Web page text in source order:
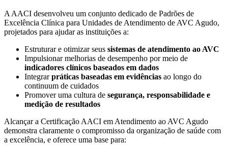
A AACI desenvolveu um conjunto dedicado de Padrões de
Excelência Clínica para Unidades de Atendimento de AVC Agudo,
projetados para ajudar as instituições a:
Estruturar e otimizar seus sistemas de atendimento ao AVC
Impulsionar melhorias de desempenho por meio de
indicadores clínicos baseados em dados
Integrarpráticas baseadas em evidências ao longo do
continuum de cuidados
Promover uma cultura de segurança, responsabilidade e
medição de resultados
Alcançar a Certificação AACI em Atendimento ao AVC Agudo
demonstra claramente o compromisso da organização de saúde com
a excelência, e oferece uma base para: